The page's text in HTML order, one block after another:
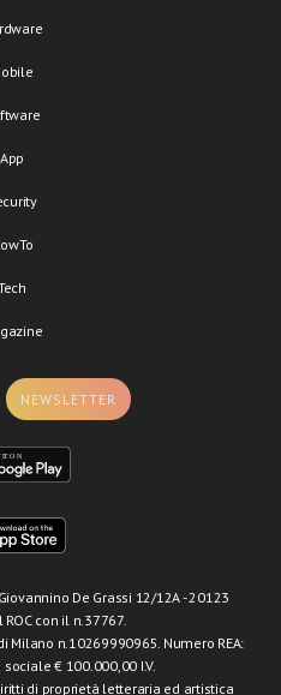
App
NEWSLETTER
De Grassi 12/12A - 20123
con il n.37767.
Milano n.10269990965. Numero REA:
€ 100.000,00 I.V.
di proprietà letteraria ed artistica